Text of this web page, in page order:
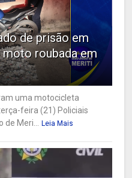
de prisão em
roubada em
uma motocicleta
feira (21) Policiais
de Meri... Leia Mais